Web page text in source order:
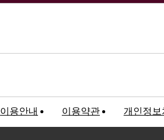
이용안내 이용약관 개인정보